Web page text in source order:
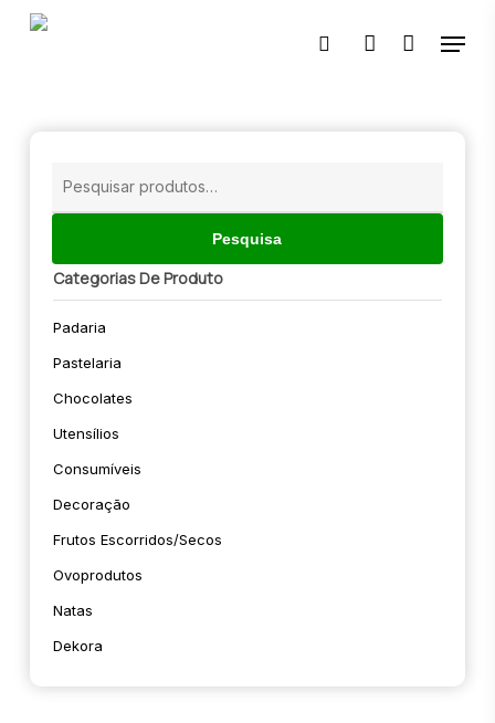
Skip
🔍
pesquisaraccount
Menu
Pesquisa
Categorias De Produto
Padaria
Pastelaria
Chocolates
Utensílios
Consumíveis
Decoração
Frutos Escorridos/secos
Ovoprodutos
Natas
Dekora